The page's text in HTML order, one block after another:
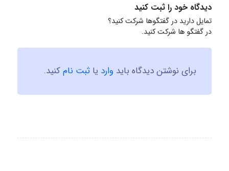
دیدگاه خود را ثبت کنید
تمایل دارید در گفتگوها شرکت کنید؟
در گفتگو ها شرکت کنید.
برای نوشتن دیدگاه باید وارد یا ثبت نامکنید.